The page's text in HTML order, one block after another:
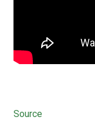
Source